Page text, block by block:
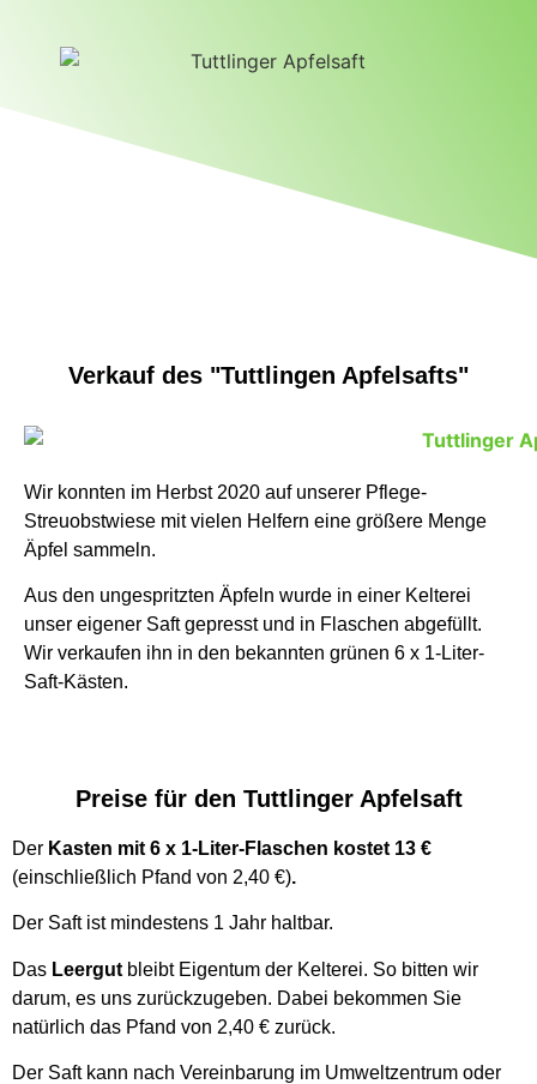
Verkauf des "Tuttlingen Apfelsafts"
Wir konnten im Herbst 2020 auf unserer Pflege-
Streuobstwiese mit vielen Helfern eine größere Menge
Äpfel sammeln.
Aus den ungespritzten Äpfeln wurde in einer Kelterei
unser eigener Saft gepresst und in Flaschen abgefüllt.
Wir verkaufen ihn in den bekannten grünen 6 x 1-Liter-
Saft-Kästen.
Preise für den Tuttlinger Apfelsaft
Der Kasten mit 6 x 1-Liter-Flaschen kostet 13 €
(einschließlich Pfand von 2,40 €).
Der Saft ist mindestens 1 Jahr haltbar.
Das Leergut bleibt Eigentum der Kelterei. So bitten wir
darum, es uns zurückzugeben. Dabei bekommen Sie
natürlich das Pfand von 2,40 € zurück.
Der Saft kann nach Vereinbarung im Umweltzentrum oder